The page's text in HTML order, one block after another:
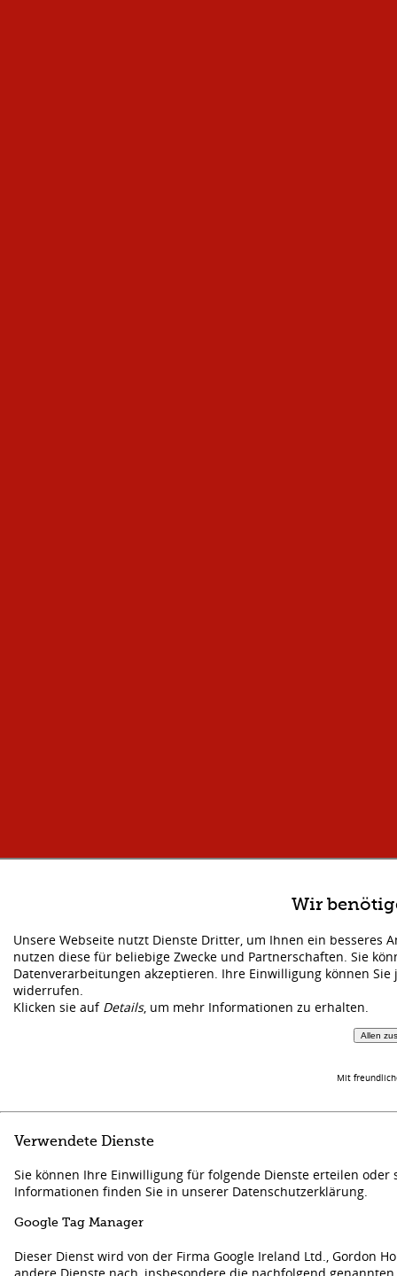
Wir
Unsere Webseite nutzt Dienste Dritter, um Ihnen ein besseres
nutzen diese für beliebige Zwecke und Partnerschaften. Sie
Datenverarbeitungen akzeptieren. Ihre Einwilligung können
widerrufen.
Klicken sie auf Details, um mehr Informationen zu erhalten.
Allen
Mit
Verwendete Dienste
Sie können Ihre Einwilligung für folgende Dienste erteilen
Informationen finden Sie in unserer Datenschutzerklärung.
Google Tag Manager
Dieser Dienst wird von der Firma Google Ireland Ltd., Gordon